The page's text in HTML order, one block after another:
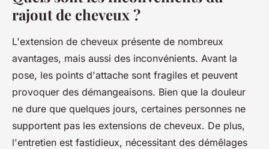
rajout de cheveux ?
L'extension de cheveux présente de nombreux
avantages, mais aussi des inconvénients. Avant la
pose, les points d'attache sont fragiles et peuvent
provoquer des démangeaisons. Bien que la douleur
ne dure que quelques jours, certaines personnes ne
supportent pas les extensions de cheveux. De plus,
l'entretien est fastidieux, nécessitant des démêlages